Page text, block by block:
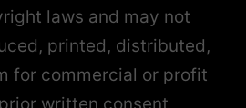
laws and may not
printed, distributed,
for commercial or profit